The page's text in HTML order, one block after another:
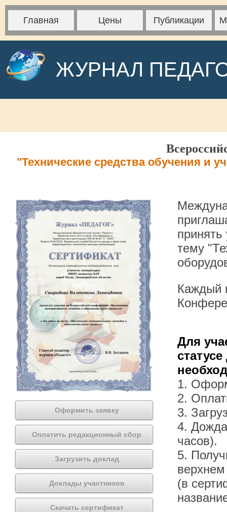
Главная Цены Публикации
ЖУРНАЛ
"Технические средства обучения и
Оформить заявку
Оплатить редакционный сбор
Загрузить доклад
Доклады участников
Скачать сертификат
тему
Каждый
Для
1.
2.
3.
4.
часов).
5.
(в